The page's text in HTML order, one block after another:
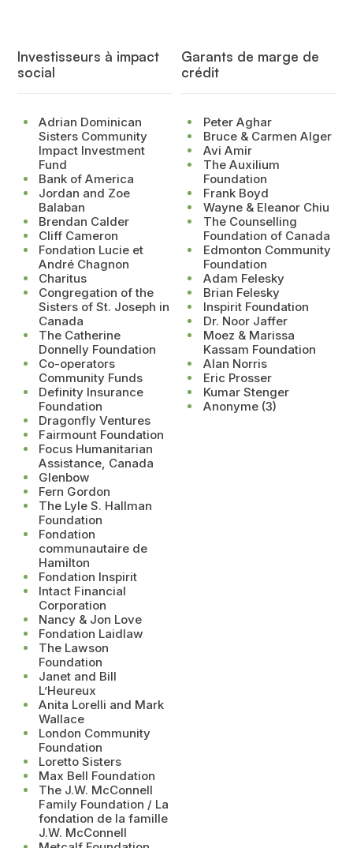
Investisseurs à impact
social
Adrian Dominican
Sisters Community
Impact Investment
Fund
Bank of America
Jordan and Zoe
Balaban
Brendan Calder
Cliff Cameron
Fondation Lucie et
André Chagnon
Charitus
Congregation of the
Sisters of St. Joseph in
Canada
The Catherine
Donnelly Foundation
Co-operators
Community Funds
Definity Insurance
Foundation
Dragonfly Ventures
Fairmount Foundation
Focus Humanitarian
Assistance, Canada
Glenbow
Fern Gordon
The Lyle S. Hallman
Foundation
Fondation
communautaire de
Hamilton
Fondation Inspirit
Intact Financial
Corporation
Nancy & Jon Love
Fondation Laidlaw
The Lawson
Foundation
Janet and Bill
L’Heureux
Anita Lorelli and Mark
Wallace
London Community
Foundation
Loretto Sisters
Max Bell Foundation
The J.W. McConnell
Family Foundation / La
fondation de la famille
J.W. McConnell
Garants de marge de
crédit
Peter Aghar
Bruce & Carmen Alger
Avi Amir
The Auxilium
Foundation
Frank Boyd
Wayne & Eleanor Chiu
The Counselling
Foundation of Canada
Edmonton Community
Foundation
Adam Felesky
Brian Felesky
Inspirit Foundation
Dr. Noor Jaffer
Moez & Marissa
Kassam Foundation
Alan Norris
Eric Prosser
Kumar Stenger
Anonyme (3)